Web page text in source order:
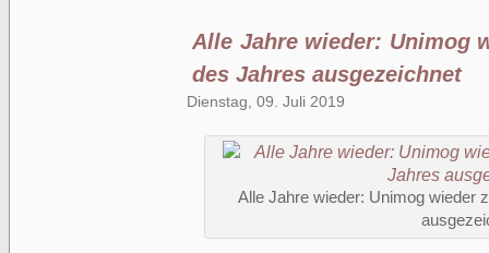
Alle Jahre wieder: Unimog
des Jahres ausgezeichnet
Dienstag, 09. Juli 2019
Alle Jahre wieder: Unimog wieder